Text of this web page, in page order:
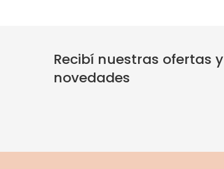
Recibí nuestras ofertas y
novedades